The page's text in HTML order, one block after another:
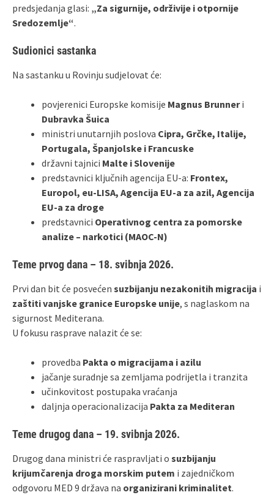
predsjedanja glasi: „Za sigurnije, održivije i otpornije
Sredozemlje“.
Sudionici sastanka
Na sastanku u Rovinju sudjelovat će:
povjerenici Europske komisije Magnus Brunneri
Dubravka Šuica
ministri unutarnjih poslova Cipra, Grčke, Italije,
Portugala, Španjolske i Francuske
državni tajnici Malte i Slovenije
predstavnici ključnih agencija EU-a: Frontex,
Europol, eu-LISA, Agencija EU-a za azil, Agencija
EU-a za droge
predstavnici Operativnog centra za pomorske
analize – narkotici (MAOC-N)
Teme prvog dana – 18. svibnja 2026.
Prvi dan bit će posvećen suzbijanju nezakonitih migracija i
zaštiti vanjske granice Europske unije, s naglaskom na
sigurnost Mediterana.
U fokusu rasprave nalazit će se:
provedba Pakta o migracijama i azilu
jačanje suradnje sa zemljama podrijetla i tranzita
učinkovitost postupaka vraćanja
daljnja operacionalizacija Pakta za Mediteran
Teme drugog dana – 19. svibnja 2026.
Drugog dana ministri će raspravljati o suzbijanju
krijumčarenja droga morskim putem i zajedničkom
odgovoru MED 9 država na organizirani kriminalitet.